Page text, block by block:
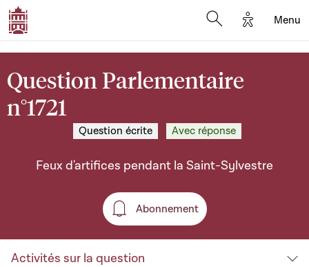
Options
Menu
Question Parlementaire
n°1721
Question écrite Avec réponse
Feux d'artifices pendant la Saint-Sylvestre
Abonnement
Abonnement
Activités sur la question